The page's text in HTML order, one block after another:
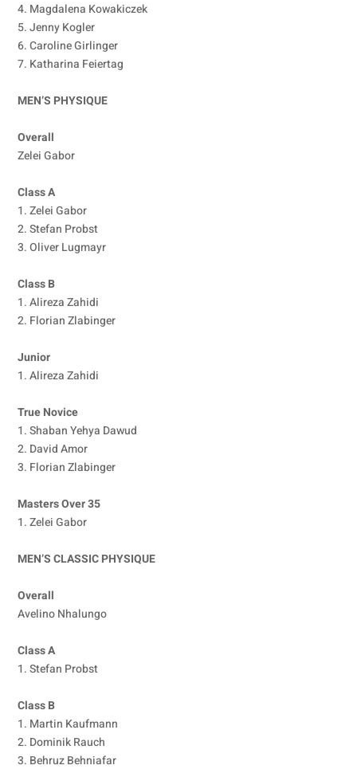
4. Magdalena Kowakiczek
5. Jenny Kogler
6. Caroline Girlinger
7. Katharina Feiertag
MEN’S PHYSIQUE
Overall
Zelei Gabor
Class A
1. Zelei Gabor
2. Stefan Probst
3. Oliver Lugmayr
Class B
1. Alireza Zahidi
2. Florian Zlabinger
Junior
1. Alireza Zahidi
True Novice
1. Shaban Yehya Dawud
2. David Amor
3. Florian Zlabinger
Masters Over 35
1. Zelei Gabor
MEN’S CLASSIC PHYSIQUE
Overall
Avelino Nhalungo
Class A
1. Stefan Probst
Class B
1. Martin Kaufmann
2. Dominik Rauch
3. Behruz Behniafar